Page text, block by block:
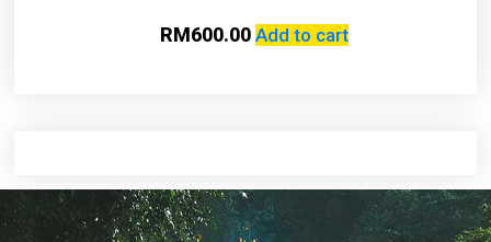
RM600.00 Add to cart